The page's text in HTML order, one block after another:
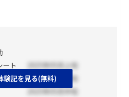
ート
2025年05月上旬
2025年05月中旬
2025年05月中旬
験記を見る(無料)